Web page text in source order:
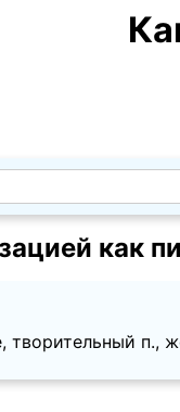
как
творительный п.,